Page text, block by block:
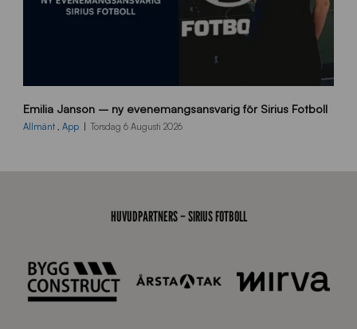
0
0
Emilia Janson – ny evenemangsansvarig för Sirius Fotboll
Allmänt , App Torsdag 6 Augusti 2026
HUVUDPARTNERS – SIRIUS FOTBOLL